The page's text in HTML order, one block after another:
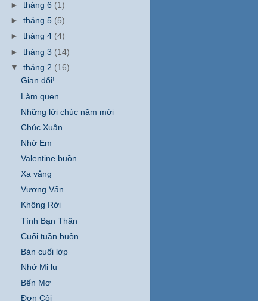
►tháng 6 (1)
►tháng 5 (5)
►tháng 4 (4)
►tháng 3 (14)
▼tháng 2 (16)
Gian dối!
Làm quen
Những lời chúc năm mới
Chúc Xuân
Nhớ Em
Valentine buồn
Xa vắng
Vương Vấn
Không Rời
Tình Bạn Thân
Cuối tuần buồn
Bàn cuối lớp
Nhớ Mi lu
Bến Mơ
Đơn Côi